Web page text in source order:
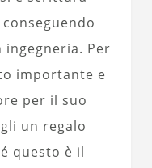
Per
importante e
per il suo
un regalo
questo è il